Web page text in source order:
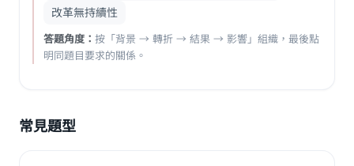
改革無持續性
答題角度： 按「背景 → 轉折 → 結果 → 影響」組織，最後點
明同題目要求的關係。
常見題型